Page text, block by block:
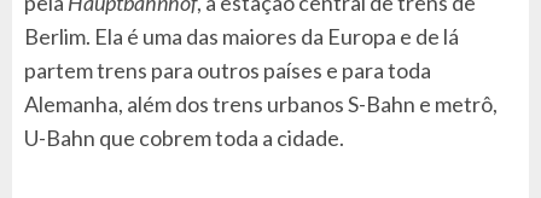
Berlim. Ela é uma das maiores da Europa e de lá
partem trens para outros países e para toda
Alemanha, além dos trens urbanos S-Bahn e metrô,
U-Bahn que cobrem toda a cidade.